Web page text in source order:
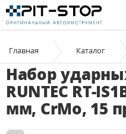
Главная Каталог
Набор
RUNTEC RT-
мм, CrMo, 15